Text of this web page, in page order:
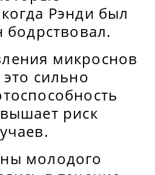
Рэнди был
бодрствовал.
микроснов
сильно
риск
молодого